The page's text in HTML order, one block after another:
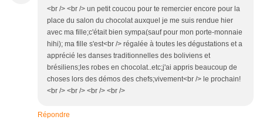
<br /> <br /> un petit coucou pour te remercier encore pour la
place du salon du chocolat auxquel je me suis rendue hier
avec ma fille;c'était bien sympa(sauf pour mon porte-monnaie
hihi); ma fille s'est<br /> régalée à toutes les dégustations et a
apprécié les danses traditionnelles des boliviens et
brésiliens;les robes en chocolat..etc;j'ai appris beaucoup de
choses lors des démos des chefs;vivement<br /> le prochain!
<br /> <br /> <br /> <br />
Répondre